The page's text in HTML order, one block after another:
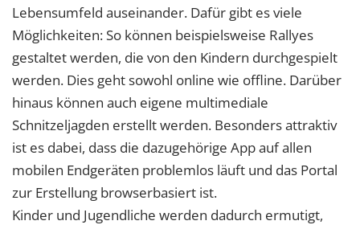
Lebensumfeld auseinander. Dafür gibt es viele
Möglichkeiten: So können beispielsweise Rallyes
gestaltet werden, die von den Kindern durchgespielt
werden. Dies geht sowohl online wie offline. Darüber
hinaus können auch eigene multimediale
Schnitzeljagden erstellt werden. Besonders attraktiv
ist es dabei, dass die dazugehörige App auf allen
mobilen Endgeräten problemlos läuft und das Portal
zur Erstellung browserbasiert ist.
Kinder und Jugendliche werden dadurch ermutigt,